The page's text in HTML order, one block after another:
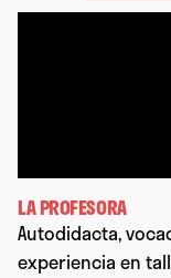
LA PROFESORA
Autodidacta,
experiencia en